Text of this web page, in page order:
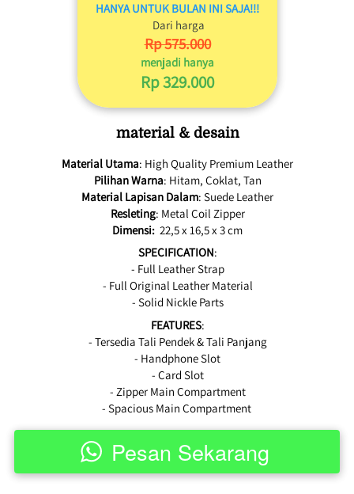
HANYA UNTUK BULAN INI SAJA!!!
Dari harga
Rp 575.000
menjadi hanya
Rp 329.000
material & desain
Material Utama: High Quality Premium Leather
Pilihan Warna: Hitam, Coklat, Tan
Material Lapisan Dalam: Suede Leather
Resleting: Metal Coil Zipper
Dimensi: 22,5 x 16,5 x 3 cm
SPECIFICATION:
- Full Leather Strap
- Full Original Leather Material
- Solid Nickle Parts
FEATURES:
- Tersedia Tali Pendek & Tali Panjang
- Handphone Slot
- Card Slot
- Zipper Main Compartment
- Spacious Main Compartment
` Pesan Sekarang